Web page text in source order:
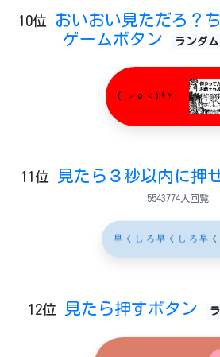
10位
おいおい見ただろ？
ゲームボタン
ランダム
( ＞o＜)ｷｬｰ
11位 見たら３秒以内に押
5543774人回覧
早くしろ早くしろ早
12位 見たら押すボタン